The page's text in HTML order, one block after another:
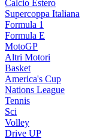
Calcio Estero
Supercoppa Italiana
Formula 1
Formula E
MotoGP
Altri Motori
Basket
America's Cup
Nations League
Tennis
Sci
Volley
Drive UP